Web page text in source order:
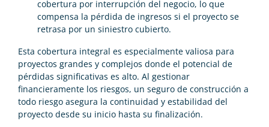
cobertura por interrupción del negocio, lo que
compensa la pérdida de ingresos si el proyecto se
retrasa por un siniestro cubierto.
Esta cobertura integral es especialmente valiosa para
proyectos grandes y complejos donde el potencial de
pérdidas significativas es alto. Al gestionar
financieramente los riesgos, un seguro de construcción a
todo riesgo asegura la continuidad y estabilidad del
proyecto desde su inicio hasta su finalización.